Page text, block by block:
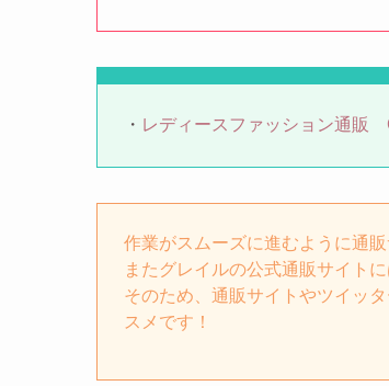
・ レディースファッション通販
作業がスムーズに進むように通
またグレイルの公式通販サイト
そのため、通販サイトやツイッ
スメです！